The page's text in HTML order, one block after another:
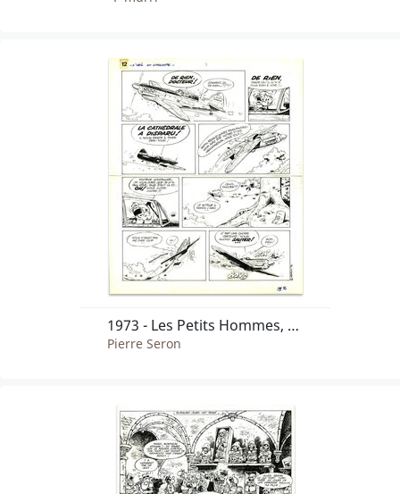
1973 - Les Petits Hommes, "L'oeil du cyclope"
Pierre Seron